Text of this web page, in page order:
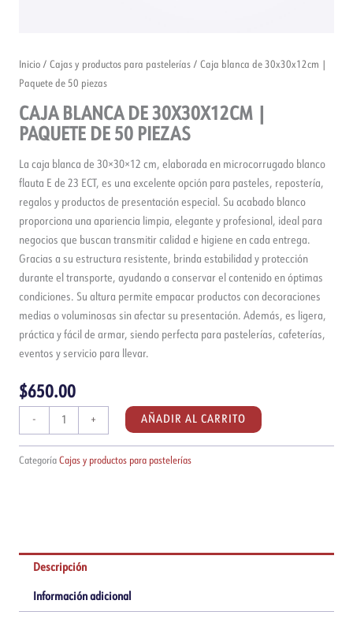
Inicio / Cajas y productos para pastelerías / Caja blanca de 30x30x12cm |
Paquete de 50 piezas
CAJA BLANCA DE 30X30X12CM |
PAQUETE DE 50 PIEZAS
La caja blanca de 30×30×12 cm, elaborada en microcorrugado blanco
flauta E de 23 ECT, es una excelente opción para pasteles, repostería,
regalos y productos de presentación especial. Su acabado blanco
proporciona una apariencia limpia, elegante y profesional, ideal para
negocios que buscan transmitir calidad e higiene en cada entrega.
Gracias a su estructura resistente, brinda estabilidad y protección
durante el transporte, ayudando a conservar el contenido en óptimas
condiciones. Su altura permite empacar productos con decoraciones
medias o voluminosas sin afectar su presentación. Además, es ligera,
práctica y fácil de armar, siendo perfecta para pastelerías, cafeterías,
eventos y servicio para llevar.
$650.00
-
blanca
piezas
+ AÑADIR AL CARRITO
Categoría Cajas y productos para pastelerías
Descripción
Información adicional